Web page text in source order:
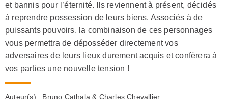
et bannis pour l’éternité. Ils reviennent à présent, décidés
à reprendre possession de leurs biens. Associés à de
puissants pouvoirs, la combinaison de ces personnages
vous permettra de déposséder directement vos
adversaires de leurs lieux durement acquis et confèrera à
vos parties une nouvelle tension !
Auteur(s) : Bruno Cathala & Charles Chevallier